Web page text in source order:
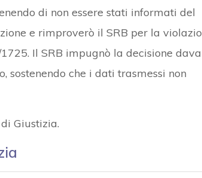
di non essere stati informati del
e rimproverò il SRB per la
Il SRB impugnò la decisione
sostenendo che i dati trasmessi non
Giustizia.